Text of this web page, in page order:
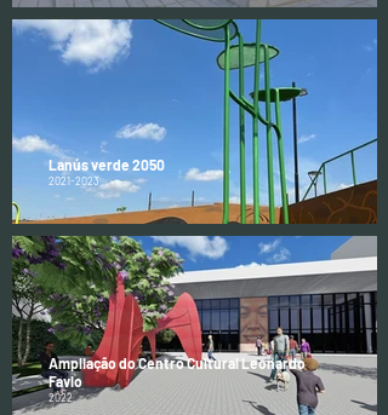
Lanús verde 2050
2021-2023
Ampliação do Centro Cultural Leonardo
Favio
2022